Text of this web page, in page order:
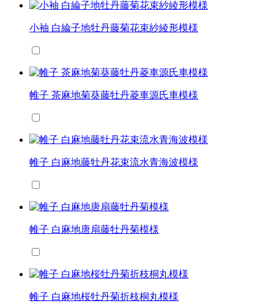
小袖 白綸子地牡丹藤菊花束紗綾形模様
帷子 茶麻地菊葵藤牡丹菱車源氏車模様
帷子 白麻地藤牡丹花束流水青海波模様
帷子 白麻地唐扇藤牡丹菊模様
帷子 白麻地桜牡丹菊折枝桐丸模様